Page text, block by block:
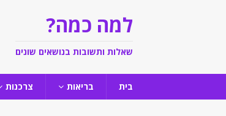
למה כמה?
שאלות ותשובות בנושאים שונים
בית בריאות צרכנות